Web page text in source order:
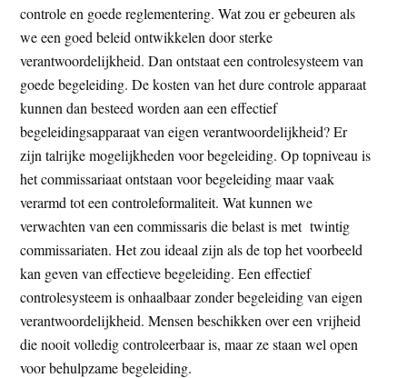
controle en goede reglementering. Wat zou er gebeuren als
we een goed beleid ontwikkelen door sterke
verantwoordelijkheid. Dan ontstaat een controlesysteem van
goede begeleiding. De kosten van het dure controle apparaat
kunnen dan besteed worden aan een effectief
begeleidingsapparaat van eigen verantwoordelijkheid? Er
zijn talrijke mogelijkheden voor begeleiding. Op topniveau is
het commissariaat ontstaan voor begeleiding maar vaak
verarmd tot een controleformaliteit. Wat kunnen we
verwachten van een commissaris die belast is met twintig
commissariaten. Het zou ideaal zijn als de top het voorbeeld
kan geven van effectieve begeleiding. Een effectief
controlesysteem is onhaalbaar zonder begeleiding van eigen
verantwoordelijkheid. Mensen beschikken over een vrijheid
die nooit volledig controleerbaar is, maar ze staan wel open
voor behulpzame begeleiding.